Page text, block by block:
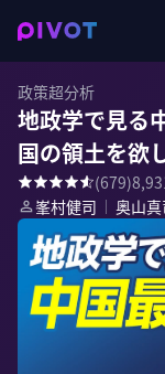
政策超分析
地政学で見る
国の領土を欲
(679)
峯村健司 ｜ 奥山真